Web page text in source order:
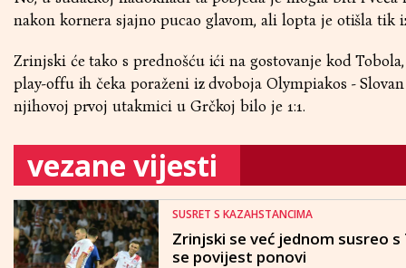
nakon kornera sjajno pucao glavom, ali lopta je otišla tik
Zrinjski će tako s prednošću ići na gostovanje kod
play-offu ih čeka poraženi iz dvoboja Olympiakos -
njihovoj prvoj utakmici u Grčkoj bilo je 1:1.
vezane vijesti
SUSRET S KAZAHSTANCIMA
Zrinjski se već jednom susreo
se povijest ponovi